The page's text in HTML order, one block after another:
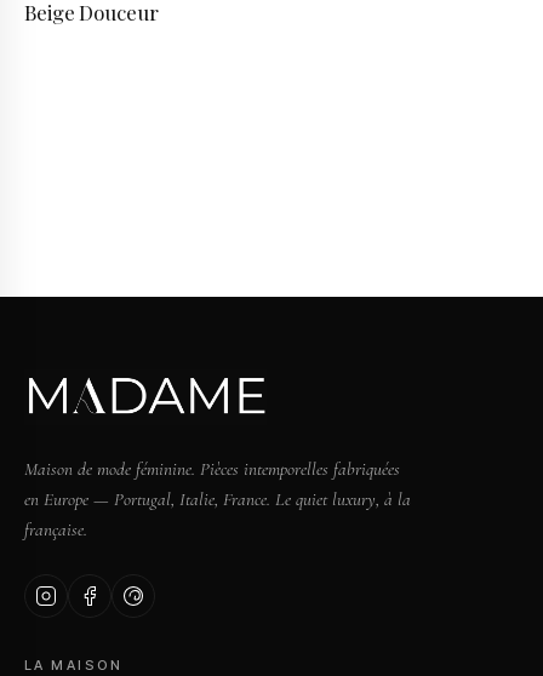
Beige Douceur
Maison de mode féminine. Pièces intemporelles fabriquées
en Europe — Portugal, Italie, France. Le quiet luxury, à la
française.
LA MAISON